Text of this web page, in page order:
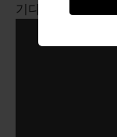
기다리는 마음을